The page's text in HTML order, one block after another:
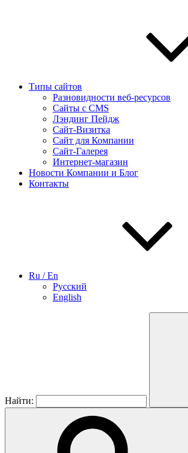
Типы сайтов
Разновидности веб-ресурсов
Сайты с CMS
Лэндинг Пейдж
Сайт-Визитка
Сайт для Компании
Сайт-Галерея
Интернет-магазин
Новости Компании и Блог
Контакты
Ru / En
Русский
English
Найти: